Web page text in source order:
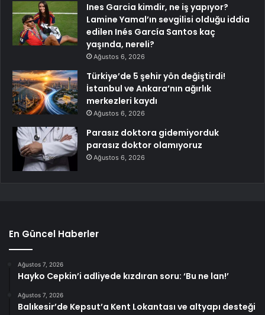
Ines Garcia kimdir, ne iş yapıyor?
Lamine Yamal’ın sevgilisi olduğu iddia
edilen Inés García Santos kaç
yaşında, nereli?
Ağustos 6, 2026
Türkiye’de 5 şehir yön değiştirdi!
İstanbul ve Ankara’nın ağırlık
merkezleri kaydı
Ağustos 6, 2026
Parasız doktora gidemiyorduk
parasız doktor olamıyoruz
Ağustos 6, 2026
En Güncel Haberler
Ağustos 7, 2026
Hayko Cepkin’i adliyede kızdıran soru: ‘Bu ne lan!’
Ağustos 7, 2026
Balıkesir’de Kepsut’a Kent Lokantası ve altyapı desteği